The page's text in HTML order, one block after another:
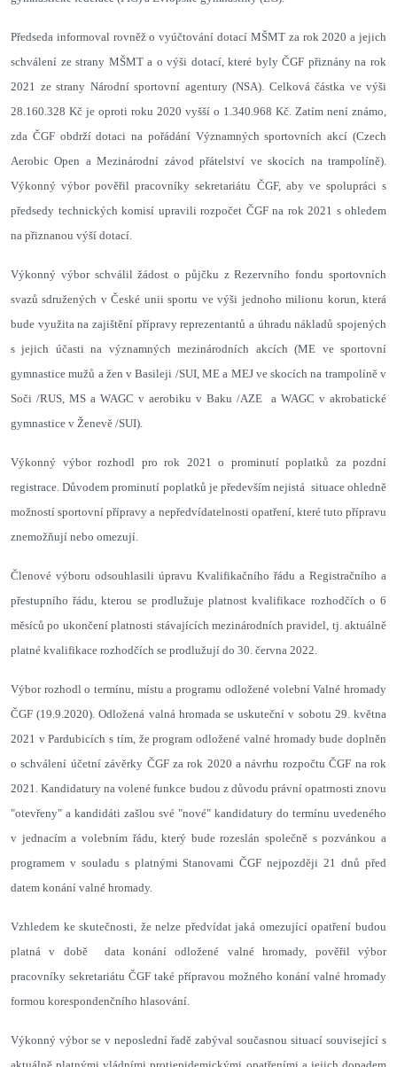
Předseda informoval rovněž o vyúčtování dotací MŠMT za rok 2020 a jejich
schválení ze strany MŠMT a o výši dotací, které byly ČGF přiznány na rok
2021 ze strany Národní sportovní agentury (NSA). Celková částka ve výši
28.160.328 Kč je oproti roku 2020 vyšší o 1.340.968 Kč. Zatím není známo,
zda ČGF obdrží dotaci na pořádání Významných sportovních akcí (Czech
Aerobic Open a Mezinárodní závod přátelství ve skocích na trampolíně).
Výkonný výbor pověřil pracovníky sekretariátu ČGF, aby ve spolupráci s
předsedy technických komisí upravili rozpočet ČGF na rok 2021 s ohledem
na přiznanou výší dotací.
Výkonný výbor schválil žádost o půjčku z Rezervního fondu sportovních
svazů sdružených v České unii sportu ve výši jednoho milionu korun, která
bude využita na zajištění přípravy reprezentantů a úhradu nákladů spojených
s jejich účasti na významných mezinárodních akcích (ME ve sportovní
gymnastice mužů a žen v Basileji /SUI, ME a MEJ ve skocích na trampolíně v
Soči /RUS, MS a WAGC v aerobiku v Baku /AZE a WAGC v akrobatické
gymnastice v Ženevě /SUI).
Výkonný výbor rozhodl pro rok 2021 o prominutí poplatků za pozdní
registrace. Důvodem prominutí poplatků je především nejistá situace ohledně
možností sportovní přípravy a nepředvídatelnosti opatření, které tuto přípravu
znemožňují nebo omezují.
Členové výboru odsouhlasili úpravu Kvalifikačního řádu a Registračního a
přestupního řádu, kterou se prodlužuje platnost kvalifikace rozhodčích o 6
měsíců po ukončení platnosti stávajících mezinárodních pravidel, tj. aktuálně
platné kvalifikace rozhodčích se prodlužují do 30. června 2022.
Výbor rozhodl o termínu, místu a programu odložené volební Valné hromady
ČGF (19.9.2020). Odložená valná hromada se uskuteční v sobotu 29. května
2021 v Pardubicích s tím, že program odložené valné hromady bude doplněn
o schválení účetní závěrky ČGF za rok 2020 a návrhu rozpočtu ČGF na rok
2021. Kandidatury na volené funkce budou z důvodu právní opatrnosti znovu
"otevřeny" a kandidáti zašlou své "nové" kandidatury do termínu uvedeného
v jednacím a volebním řádu, který bude rozeslán společně s pozvánkou a
programem v souladu s platnými Stanovami ČGF nejpozději 21 dnů před
datem konání valné hromady.
Vzhledem ke skutečnosti, že nelze předvídat jaká omezující opatření budou
platná v době data konání odložené valné hromady, pověřil výbor
pracovníky sekretariátu ČGF také přípravou možného konání valné hromady
formou korespondenčního hlasování.
Výkonný výbor se v neposlední řadě zabýval současnou situací související s